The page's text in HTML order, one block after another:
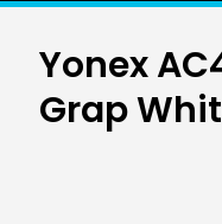
Yonex
Grap